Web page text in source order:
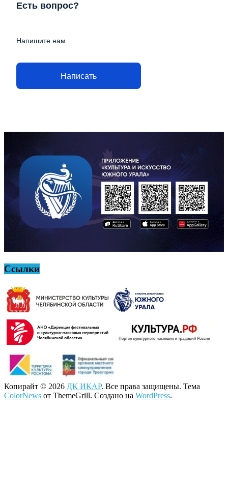
Есть вопрос?
Напишите нам
Написать
Ссылки
Копирайт © 2026 ДК ИКАР. Все права защищены. Тема
ColorNews от ThemeGrill. Создано на WordPress.